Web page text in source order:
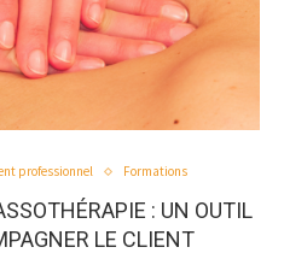
professionnel Formations
: UN OUTIL
LE CLIENT